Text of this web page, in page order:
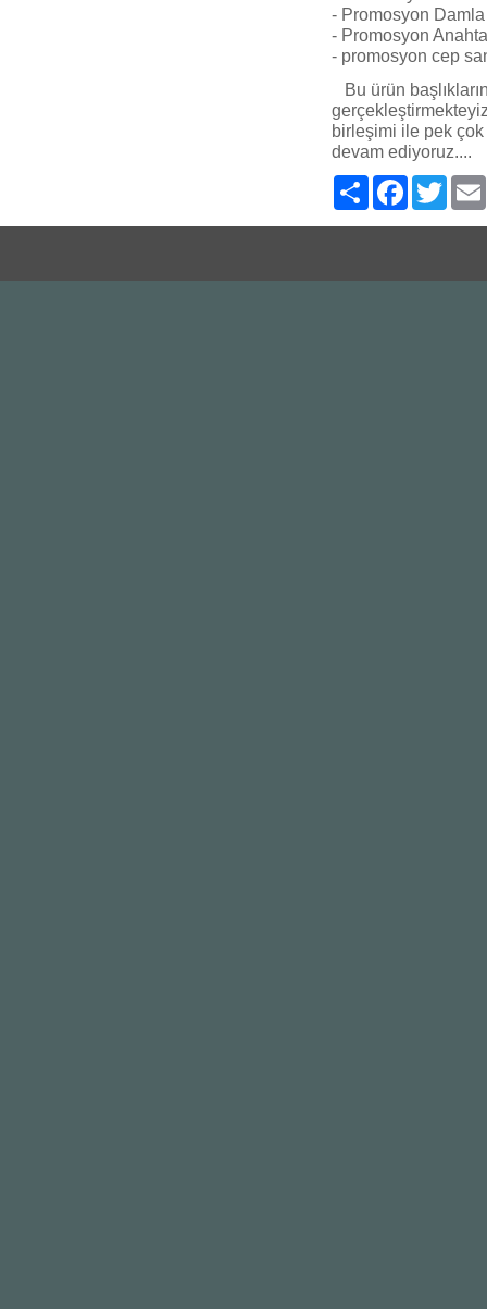
- Promosyon
- Promosyon
- promosyon cep
Bu ürün
birleşimi ile pek
devam ediyoruz....
Paylaş Facebook